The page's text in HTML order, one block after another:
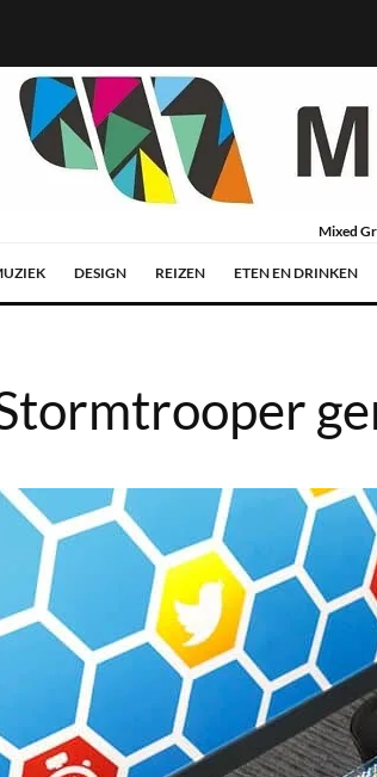
Mixed
DESIGN REIZEN ETEN EN DRINKEN